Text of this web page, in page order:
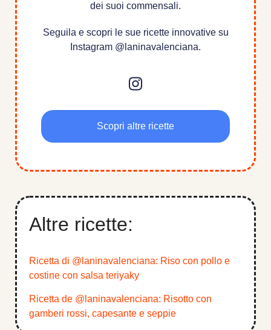
dei suoi commensali.
Seguila e scopri le sue ricette innovative su
Instagram @laninavalenciana.
Scopri altre ricette
Altre ricette:
Ricetta di @laninavalenciana: Riso con pollo e
costine con salsa teriyaky
Ricetta de @laninavalenciana: Risotto con
gamberi rossi, capesante e seppie